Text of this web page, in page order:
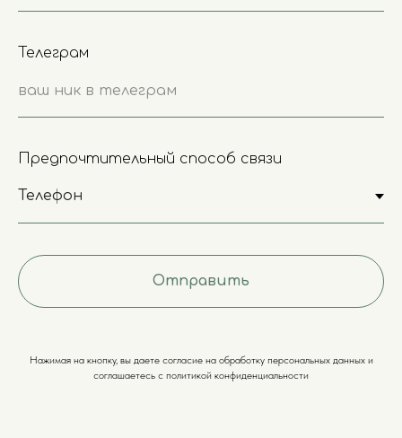
Телеграм
ваш ник в телеграм
Предпочтительный способ связи
Отправить
Нажимая на кнопку, вы даете согласие на обработку персональных данных и
соглашаетесь c политикой конфиденциальности